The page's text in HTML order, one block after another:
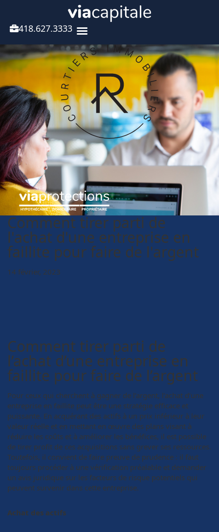
418.627.3333
Comment tirer parti de
l'achat d'une entreprise en
faillite pour faire de l'argent
14 février, 2023
Comment tirer parti de
l’achat d’une entreprise en
faillite pour faire de l’argent
Pour ceux qui cherchent à gagner de l’argent, l’achat d’une
entreprise en faillite peut être une stratégie efficace et
puissante. En acquérant des actifs à un prix inférieur à leur
valeur réelle et en mettant en œuvre des plans visant à
réduire les coûts et à améliorer les bénéfices, il est possible
de tirer profit de ces acquisitions sans grever ses ressources.
Toutefois, il convient de faire preuve de prudence : il faut
toujours procéder à une vérification préalable et demander
un avis juridique sur les facteurs de risque potentiels qui
peuvent survenir dans cette entreprise.
Achat des actifs